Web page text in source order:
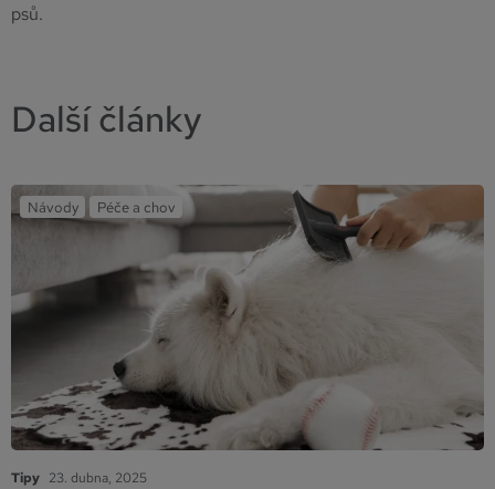
psů.
Další články
Návody Péče a chov
Tipy 23. dubna, 2025